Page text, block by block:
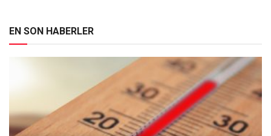
EN SON HABERLER